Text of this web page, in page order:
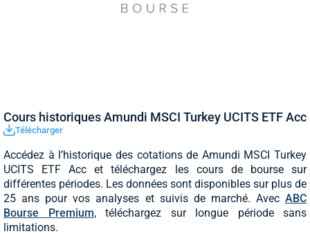
Cours historiques Amundi MSCI Turkey UCITS ETF Acc
Télécharger
Accédez à l’historique des cotations de Amundi MSCI Turkey
UCITS ETF Acc et téléchargez les cours de bourse sur
différentes périodes. Les données sont disponibles sur plus de
25 ans pour vos analyses et suivis de marché. Avec ABC
Bourse Premium, téléchargez sur longue période sans
limitations.